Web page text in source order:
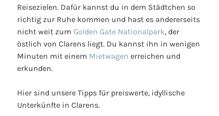
Reisezielen. Dafür kannst du in dem Städtchen so
richtig zur Ruhe kommen und hast es andererseits
nicht weit zum Golden Gate Nationalpark, der
östlich von Clarens liegt. Du kannst ihn in wenigen
Minuten mit einem Mietwagen erreichen und
erkunden.
Hier sind unsere Tipps für preiswerte, idyllische
Unterkünfte in Clarens.